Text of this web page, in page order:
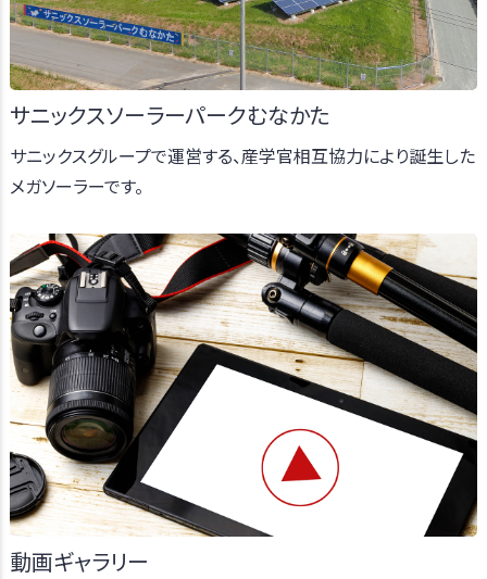
サニックスソーラーパークむなかた
サニックスグループで運営する、産学官相互協力により誕生した
メガソーラーです。
動画ギャラリー